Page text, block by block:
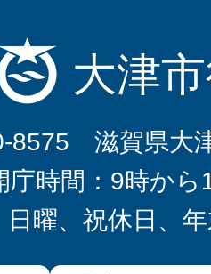
大津
8575 滋賀県大
庁時間：9時から
日曜、祝休日、